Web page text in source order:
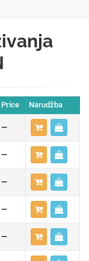
Price Narudžba
—
—
—
—
—